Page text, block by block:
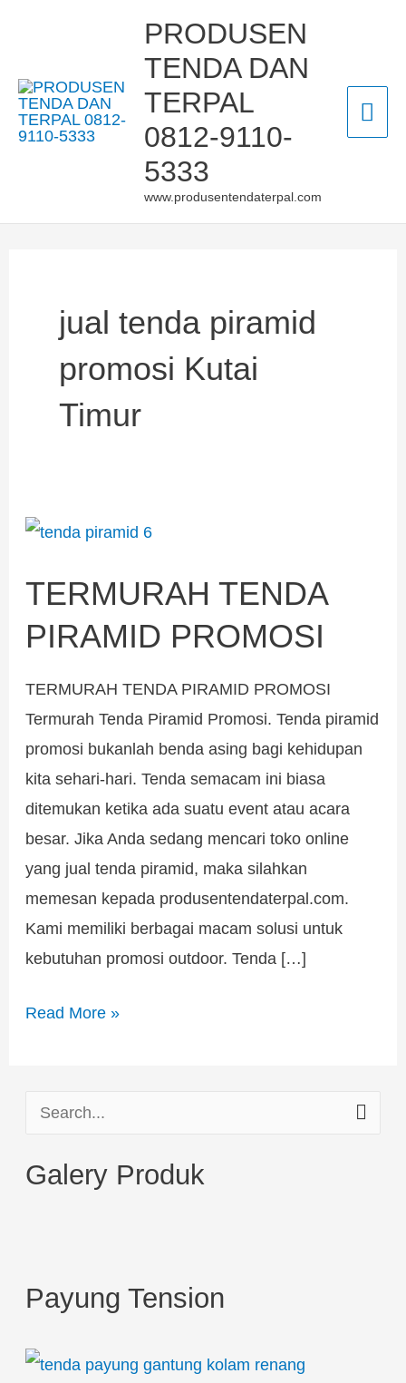
PRODUSEN
TENDA DAN
TERPAL
0812-9110-
5333
www.produsentendaterpal.com
jual tenda piramid
promosi Kutai
Timur
TERMURAH TENDA
PIRAMID PROMOSI
TERMURAH TENDA PIRAMID PROMOSI
Termurah Tenda Piramid Promosi. Tenda piramid
promosi bukanlah benda asing bagi kehidupan
kita sehari-hari. Tenda semacam ini biasa
ditemukan ketika ada suatu event atau acara
besar. Jika Anda sedang mencari toko online
yang jual tenda piramid, maka silahkan
memesan kepada produsentendaterpal.com.
Kami memiliki berbagai macam solusi untuk
kebutuhan promosi outdoor. Tenda […]
TERMURAH
PIRAMID
Read More »
a
f
o
Galery Produk
Payung Tension